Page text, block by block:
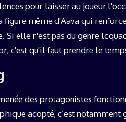
pour laisser au joueur
figure même d'Aava qui
Si elle n'est pas du genre
c'est qu'il faut prendre le
des protagonistes
adopté, c’est